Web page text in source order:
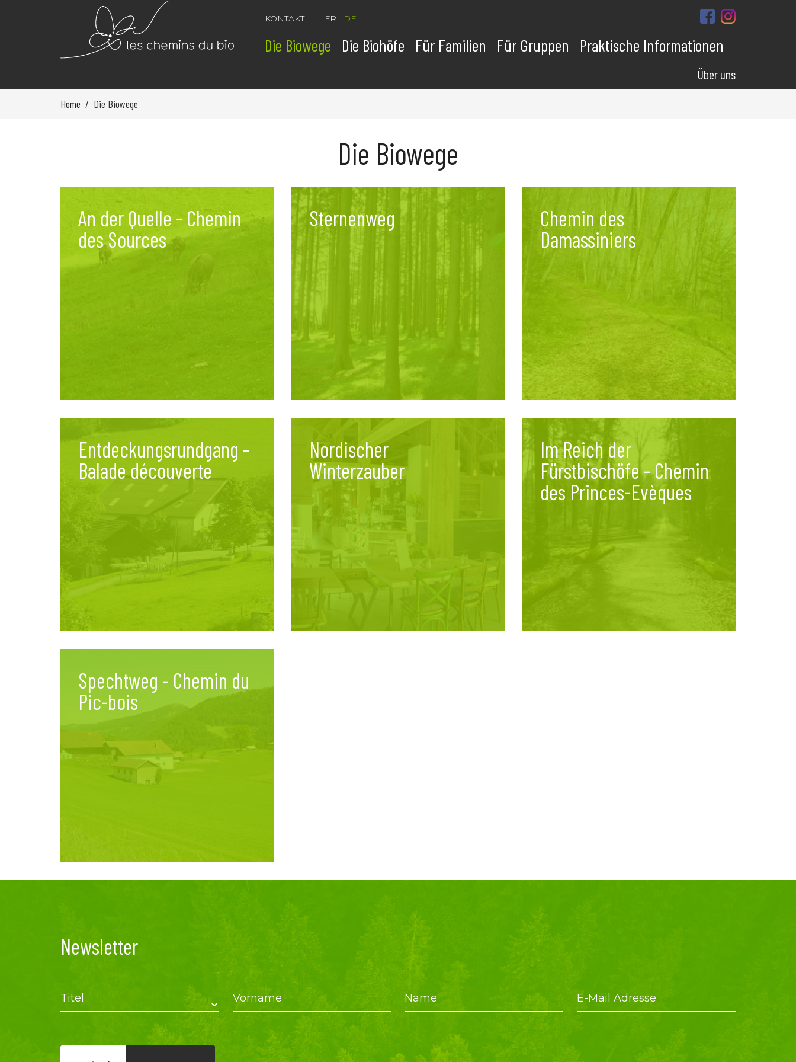
KONTAKT FR DE
Die Biowege Die Biohöfe Für Familien Für Gruppen Praktische Informationen
Über uns
Home Die Biowege
Die Biowege
An der Quelle - Chemin
des Sources
Sternenweg
Chemin des
Damassiniers
Entdeckungsrundgang -
Balade découverte
Nordischer
Winterzauber
Im Reich der
Fürstbischöfe - Chemin
des Princes-Evèques
Spechtweg - Chemin du
Pic-bois
Newsletter
Titel Vorname Name E-Mail Adresse